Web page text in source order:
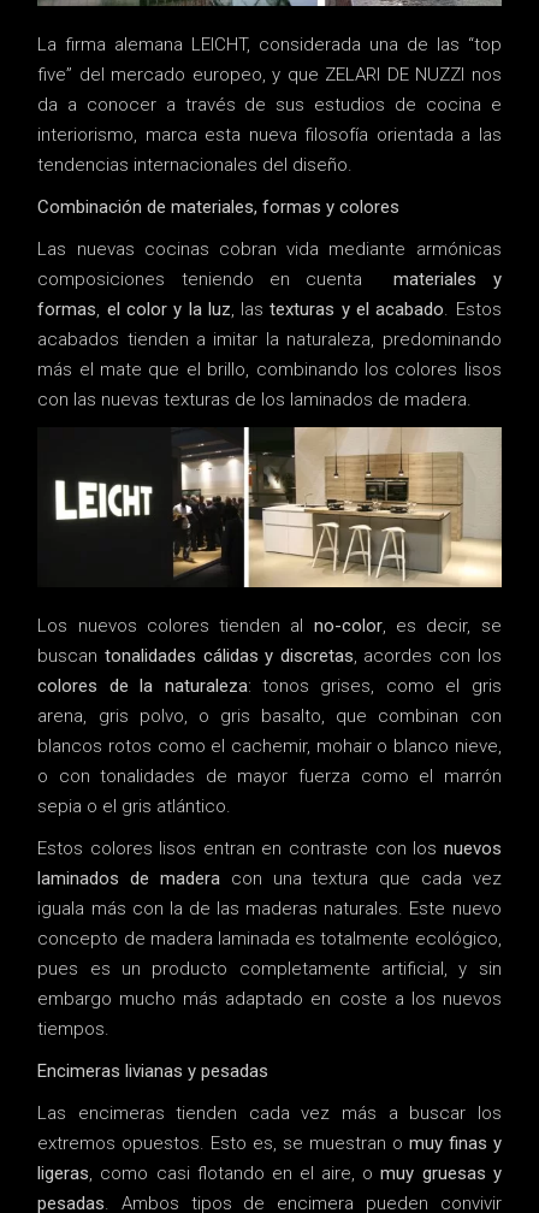
La firma alemana LEICHT, considerada una de las “top
five” del mercado europeo, y que ZELARI DE NUZZI nos
da a conocer a través de sus estudios de cocina e
interiorismo, marca esta nueva filosofía orientada a las
tendencias internacionales del diseño.
Combinación de materiales, formas y colores
Las nuevas cocinas cobran vida mediante armónicas
composiciones teniendo en cuentamateriales y
formas, el color y la luz, lastexturas y el acabado. Estos
acabados tienden a imitar la naturaleza, predominando
más el mate que el brillo, combinando los colores lisos
con las nuevas texturas de los laminados de madera.
Los nuevos colores tienden al no-color, es decir, se
buscan tonalidades cálidas y discretas, acordes con los
colores de la naturaleza: tonos grises, como el gris
arena, gris polvo, o gris basalto, que combinan con
blancos rotos como el cachemir, mohair o blanco nieve,
o con tonalidades de mayor fuerza como el marrón
sepia o el gris atlántico.
Estos colores lisos entran en contraste con los nuevos
laminados de maderacon una textura que cada vez
iguala más con la de las maderas naturales. Este nuevo
concepto de madera laminada es totalmente ecológico,
pues es un producto completamente artificial, y sin
embargo mucho más adaptado en coste a los nuevos
tiempos.
Encimeras livianas y pesadas
Las encimeras tienden cada vez más a buscar los
extremos opuestos. Esto es, se muestran o muy finas y
ligeras, como casi flotando en el aire, omuy gruesas y
pesadas. Ambos tipos de encimera pueden convivir